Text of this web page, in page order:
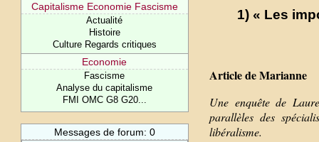
Capitalisme Economie Fascisme
Actualité
Histoire
Culture Regards critiques
Economie
Fascisme
Analyse du capitalisme
FMI OMC G8 G20...
Messages de forum: 0
1) « Les
Article de Marianne
Une enquête de
parallèles des
libéralisme.